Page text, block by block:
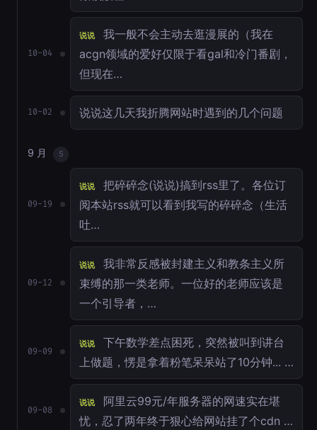
10-04
说说
我一般不会主动去逛漫展的（我在
acgn领域的爱好仅限于看gal和冷门番剧，
但现在…
10-02 说说这几天我折腾网站时遇到的几个问题
9 月 5
09-19
说说
把碎碎念(说说)搞到rss里了。各位订
阅本站rss就可以看到我写的碎碎念（生活
吐…
09-12
说说
我非常反感被封建主义和教条主义所
束缚的那一类老师。一位好的老师应该是
一个引导者，…
09-09
说说
下午数学差点困死，突然被叫到讲台
上做题，愣是拿着粉笔呆呆站了10分钟... …
09-08
说说
阿里云99元/年服务器的网速实在堪
忧，忍了两年终于狠心给网站挂了个cdn …